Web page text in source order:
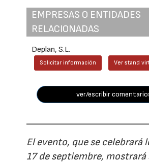
EMPRESAS O ENTIDADES
RELACIONADAS
Deplan, S.L.
Solicitar información Ver stand
ver/escribir
El evento, que se celebrará
17 de septiembre,